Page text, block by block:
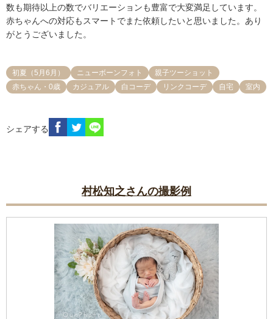
数も期待以上の数でバリエーションも豊富で大変満足しています。
赤ちゃんへの対応もスマートでまた依頼したいと思いました。あり
がとうございました。
初夏（5月6月） ニューボーンフォト
親子ツーショット
赤ちゃん・0歳
カジュアル 白コーデ リンクコーデ 自宅 室内
シェアする
村松知之さんの撮影例